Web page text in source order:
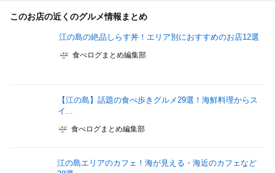
このお店の近くのグルメ情報まとめ
江の島の絶品しらす丼！エリア別におすすめのお店12選
食べログまとめ編集部
【江の島】話題の食べ歩きグルメ29選！海鮮料理からス
イ...
食べログまとめ編集部
江の島エリアのカフェ！海が見える・海近のカフェなど